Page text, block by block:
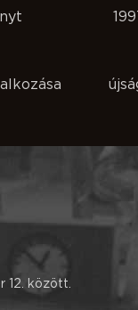
12. között.